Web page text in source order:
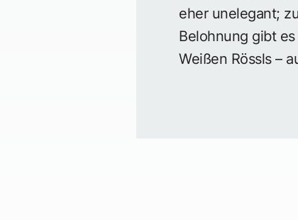
eher unelegant;
Belohnung gibt
Weißen Rössls –